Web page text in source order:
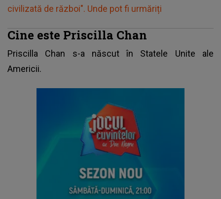
civilizată de război". Unde pot fi urmăriți
Cine este Priscilla Chan
Priscilla Chan s-a născut în Statele Unite ale
Americii.